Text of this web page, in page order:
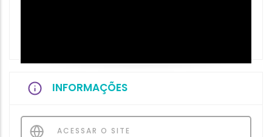
INFORMAÇÕES
ACESSAR O SITE